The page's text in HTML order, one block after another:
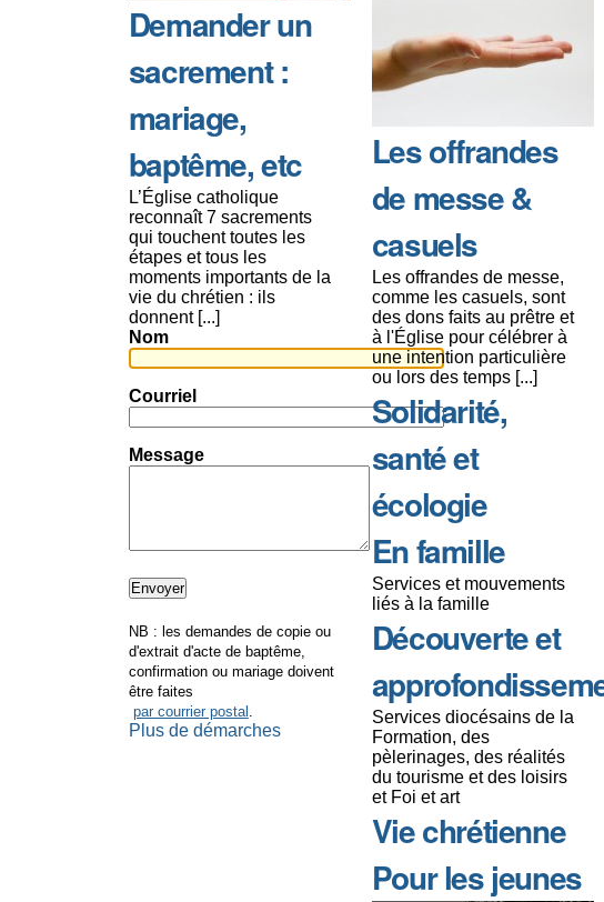
Demander un
sacrement :
mariage,
baptême, etc
L’Église catholique
reconnaît 7 sacrements
qui touchent toutes les
étapes et tous les
moments importants de la
vie du chrétien : ils
donnent [...]
Nom
Courriel
Message
NB : les demandes de copie ou
d'extrait d'acte de baptême,
confirmation ou mariage doivent
être faites
par courrier postal .
Plus de démarches
Les offrandes
de messe &
casuels
Les offrandes de messe,
comme les casuels, sont
des dons faits au prêtre et
à l'Église pour célébrer à
une intention particulière
ou lors des temps [...]
Solidarité,
santé et
écologie
En famille
Services et mouvements
liés à la famille
Découverte et
Services diocésains de la
Formation, des
pèlerinages, des réalités
du tourisme et des loisirs
et Foi et art
Vie chrétienne
Pour les jeunes